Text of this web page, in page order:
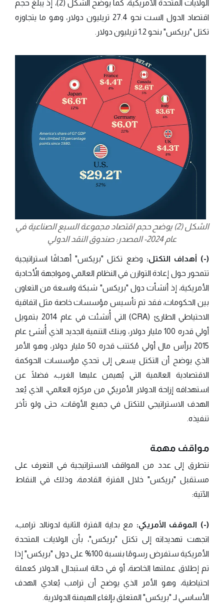
الولايات المتحدة الأمريكية، كما يوضح الشكل (2)، إذ يبلغ حجم
اقتصاد الدول الست نحو 27.4 تريليون دولار، وهو ما يتجاوزه
تكتل "بريكس" بنحو 1.2 تريليون دولار.
الشكل (2) يوضح حجم اقتصاد مجموعة السبع الصناعية في
عام 2024- المصدر: صندوق النقد الدولي
(-) أهداف التكتل: وضع تكتل "بريكس" أهدافًا استراتيجية
تتمحور حول إعادة التوازن في النظام العالمي ومواجهة الأُحادية
الأمريكية، إذ أنشأت دول "بريكس" شبكة واسعة من التعاون
بين الحكومات، فقد تم تأسيس مؤسسات خاصة مثل اتفاقية
الاحتياطي الطارئ (CRA) التي أُنشئت في عام 2014 بتمويل
أولي قدره 100 مليار دولار، وبنك التنمية الجديد الذي أُنشئ عام
2015 برأس مال أولي مُكتتب قدره 50 مليار دولار، وهو الأمر
الذي يوضح أن التكتل يسعى إلى تحدي مؤسسات الحوكمة
الاقتصادية العالمية التي يُهيمن عليها الغرب، فضلًا عن
استهدافه إزاحة الدولار الأمريكي من مركزه العالمي، الذي يُعد
الهدف الاستراتيجي للتكتل في جميع الأوقات، حتى ولو تأخر
تنفيذه.
مواقف مهمة
نتطرق إلى عدد من المواقف الاستراتيجية في التعرف على
مستقبل "بريكس" خلال الفترة القادمة، وذلك في النقاط
الآتية:
(-) الموقف الأمريكي: مع بداية الفترة الثانية لدونالد ترامب،
اتجهت تهديداته إلى تكتل "بريكس"، بأن الولايات المتحدة
الأمريكية ستفرض رسومًا بنسبة 100% على دول "بريكس" إذا
تم إطلاق عملتها الخاصة، أو في حالة استبدال الدولار كعملة
احتياطية، وهو الأمر الذي يوضح أن ترامب يُعادي الهدف
الأساسي لـ "بريكس" المتعلق بإلغاء الهيمنة الدولارية.